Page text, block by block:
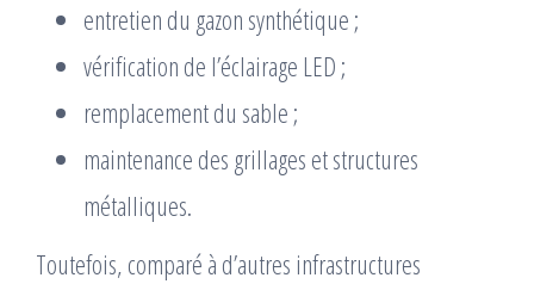
entretien du gazon synthétique ;
vérification de l’éclairage LED ;
remplacement du sable ;
maintenance des grillages et structures
métalliques.
Toutefois, comparé à d’autres infrastructures